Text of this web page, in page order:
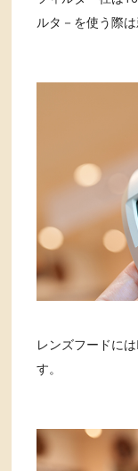
ルタ－を使う際
レンズフードに
す。